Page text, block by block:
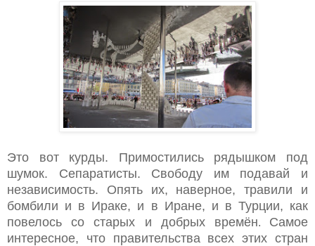
Это вот курды. Примостились рядышком под
шумок. Сепаратисты. Свободу им подавай и
независимость. Опять их, наверное, травили и
бомбили и в Ираке, и в Иране, и в Турции, как
повелось со старых и добрых времён. Самое
интересное, что правительства всех этих стран